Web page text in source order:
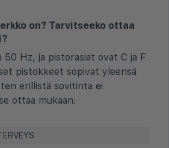
on? Tarvitseeko ottaa
50 Hz, ja pistorasiat ovat C ja F
pistokkeet sopivat yleensä
erillistä sovitinta ei
ottaa mukaan.